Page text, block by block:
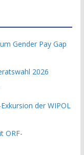
Gender Pay Gap
2026
der WIPOL
ORF-